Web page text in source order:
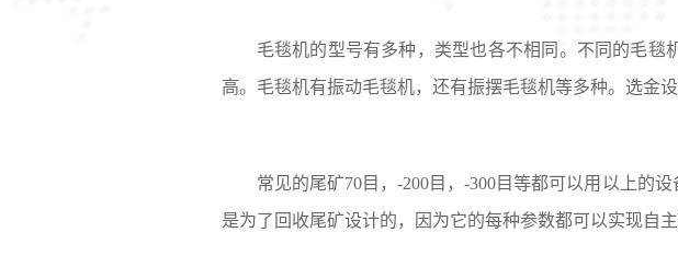
毛毯机的型号有多种，类型也各不相同。不同的毛
高。毛毯机有振动毛毯机，还有振摆毛毯机等多种。 选金
常见的尾矿70目，-200目，-300目等都可以用以上的
是为了回收尾矿设计的，因为它的每种参数都可以实现自